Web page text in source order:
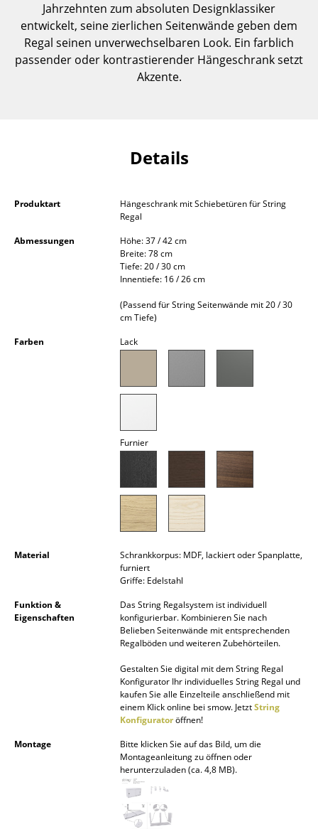
Bücherregale
Wandregale
Sideboards & Kommoden
Kleinaufbewahrung
... alle Aufbewahrungsmöbel
Hängeleuchten & Deckenleuchten
Outdoor-Leuchten
... alle Leuchten
Doppelbetten
Nachttische & Bettzubehör
Jahrzehnten zum absoluten Designklassiker
entwickelt, seine zierlichen Seitenwände geben dem
Regal seinen unverwechselbaren Look. Ein farblich
passender oder kontrastierender Hängeschrank setzt
Akzente.
Details
Produktart
Hängeschrank mit Schiebetüren für String
Regal
Abmessungen
Höhe: 37 / 42 cm
Breite: 78 cm
Tiefe: 20 / 30 cm
Innentiefe: 16 / 26 cm
(Passend für String Seitenwände mit 20 / 30
cm Tiefe)
Farben
Lack
Furnier
Material
Schrankkorpus: MDF, lackiert oder Spanplatte,
furniert
Griffe: Edelstahl
Funktion &
Eigenschaften
Das String Regalsystem ist individuell
konfigurierbar. Kombinieren Sie nach
Belieben Seitenwände mit entsprechenden
Regalböden und weiteren Zubehörteilen.
Gestalten Sie digital mit dem String Regal
Konfigurator Ihr individuelles String Regal und
kaufen Sie alle Einzelteile anschließend mit
einem Klick online bei smow. JetztString
Konfiguratoröffnen!
Montage
Bitte klicken Sie auf das Bild, um die
Montageanleitung zu öffnen oder
herunterzuladen (ca. 4,8 MB).